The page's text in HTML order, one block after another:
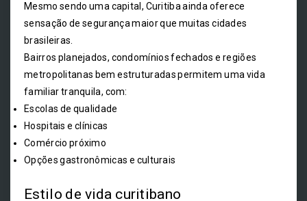
Mesmo sendo uma capital, Curitiba ainda oferece
sensação de segurança maior que muitas cidades
brasileiras.
Bairros planejados, condomínios fechados e regiões
metropolitanas bem estruturadas permitem uma vida
familiar tranquila, com:
Escolas de qualidade
Hospitais e clínicas
Comércio próximo
Opções gastronômicas e culturais
Estilo de vida curitibano